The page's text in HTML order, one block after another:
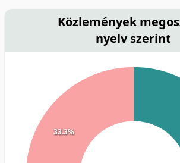
Közlemények
nyelv szerint
33.3%